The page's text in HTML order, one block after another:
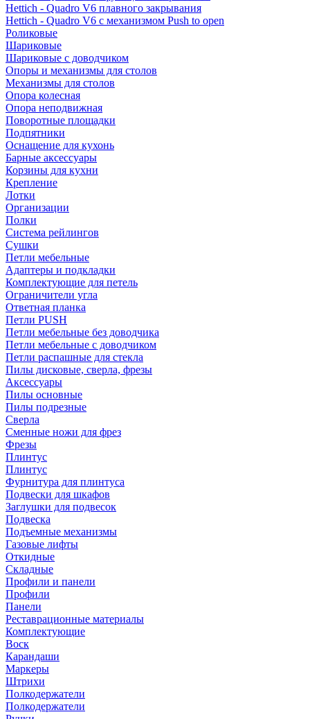
Hettich - Quadro V6 плавного закрывания
Hettich - Quadro V6 с механизмом Push to open
Роликовые
Шариковые
Шариковые с доводчиком
Опоры и механизмы для столов
Механизмы для столов
Опора колесная
Опора неподвижная
Поворотные площадки
Подпятники
Оснащение для кухонь
Барные аксессуары
Корзины для кухни
Крепление
Лотки
Организации
Полки
Система рейлингов
Сушки
Петли мебельные
Адаптеры и подкладки
Комплектующие для петель
Ограничители угла
Ответная планка
Петли PUSH
Петли мебельные без доводчика
Петли мебельные с доводчиком
Петли распашные для стекла
Пилы дисковые, сверла, фрезы
Аксессуары
Пилы основные
Пилы подрезные
Сверла
Сменные ножи для фрез
Фрезы
Плинтус
Плинтус
Фурнитура для плинтуса
Подвески для шкафов
Заглушки для подвесок
Подвеска
Подъемные механизмы
Газовые лифты
Откидные
Складные
Профили и панели
Профили
Панели
Реставрационные материалы
Комплектующие
Воск
Карандаши
Маркеры
Штрихи
Полкодержатели
Полкодержатели